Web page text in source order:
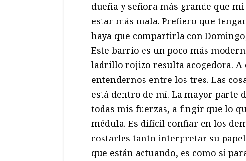
dueña y señora más grande que
estar más mala. Prefiero que
haya que compartirla con
Este barrio es un poco más
ladrillo rojizo resulta acogedora. A
entendernos entre los tres. Las
está dentro de mí. La mayor parte
todas mis fuerzas, a fingir que lo
médula. Es difícil confiar en los
costarles tanto interpretar su
que están actuando, es como si